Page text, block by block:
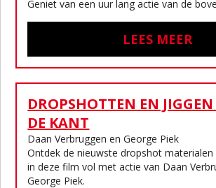
Geniet van een uur lang actie van de
LEES MEER
DROPSHOTTEN EN
DE KANT
Daan Verbruggen en George Piek
Ontdek de nieuwste dropshot materialen
in deze film vol met actie van Daan
George Piek.